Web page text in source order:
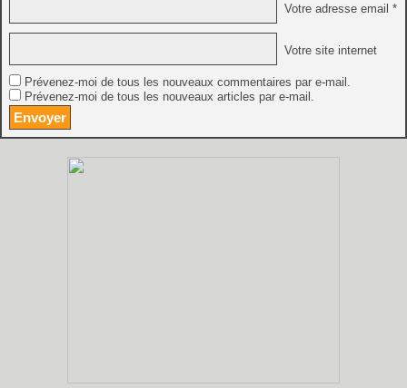
Votre adresse email *
Votre site internet
Prévenez-moi de tous les nouveaux commentaires par e-mail.
Prévenez-moi de tous les nouveaux articles par e-mail.